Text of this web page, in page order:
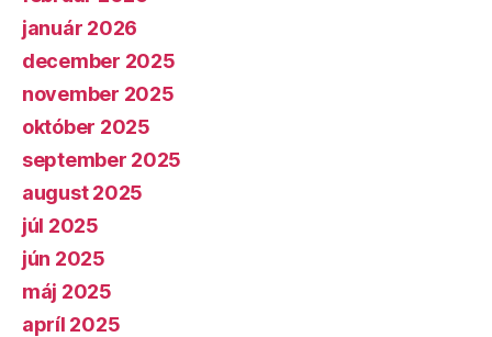
január 2026
december 2025
november 2025
október 2025
september 2025
august 2025
júl 2025
jún 2025
máj 2025
apríl 2025